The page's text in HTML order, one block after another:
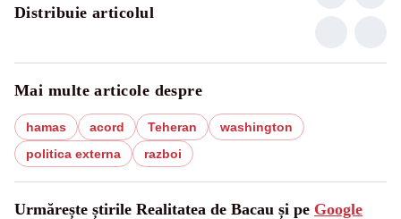
Distribuie articolul
Mai multe articole despre
hamas acord Teheran
washington
politica externa
razboi
Urmărește știrile Realitatea de Bacau și pe Google